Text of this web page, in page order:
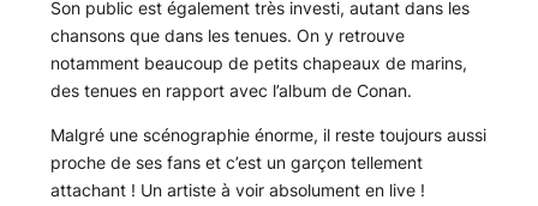
Son public est également très investi, autant dans les
chansons que dans les tenues. On y retrouve
notamment beaucoup de petits chapeaux de marins,
des tenues en rapport avec l’album de Conan.
Malgré une scénographie énorme, il reste toujours aussi
proche de ses fans et c’est un garçon tellement
attachant ! Un artiste à voir absolument en live !